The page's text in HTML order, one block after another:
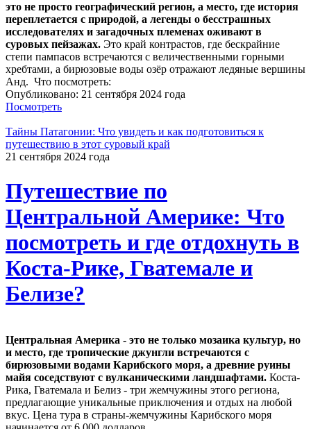
это не просто географический регион, а место, где история
переплетается с природой, а легенды о бесстрашных
исследователях и загадочных племенах оживают в
суровых пейзажах. Это край контрастов, где бескрайние
степи пампасов встречаются с величественными горными
хребтами, а бирюзовые воды озёр отражают ледяные вершины
Анд. Что посмотреть:
Опубликовано: 21 сентября 2024 года
Посмотреть
Тайны Патагонии: Что увидеть и как подготовиться к
путешествию в этот суровый край
21 сентября 2024 года
Путешествие по
Центральной Америке: Что
посмотреть и где отдохнуть в
Коста-Рике, Гватемале и
Белизе?
Центральная Америка - это не только мозаика культур, но
и место, где тропические джунгли встречаются с
бирюзовыми водами Карибского моря, а древние руины
майя соседствуют с вулканическими ландшафтами. Коста-
Рика, Гватемала и Белиз - три жемчужины этого региона,
предлагающие уникальные приключения и отдых на любой
вкус. Цена тура в страны-жемчужины Карибского моря